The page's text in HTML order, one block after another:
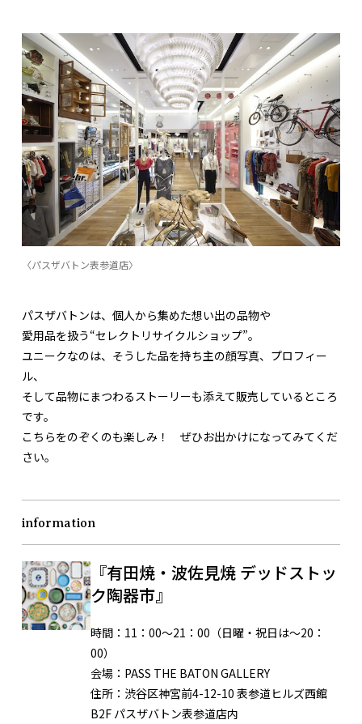
〈パスザバトン表参道店〉
パスザバトンは、個人から集めた想い出の品物や
愛用品を扱う“セレクトリサイクルショップ”。
ユニークなのは、そうした品を持ち主の顔写真、プロフィー
ル、
そして品物にまつわるストーリーも添えて販売しているところ
です。
こちらをのぞくのも楽しみ！ ぜひお出かけになってみてくだ
さい。
information
『有田焼・波佐見焼 デッドストッ
ク陶器市』
時間： 11：00〜21：00（日曜・祝日は〜20：
00）
会場： PASS THE BATON GALLERY
住所： 渋谷区神宮前4-12-10 表参道ヒルズ西館
B2F パスザバトン表参道店内